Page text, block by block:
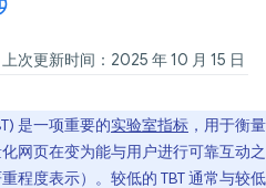
次更新时间：2025 年 10 月 15 日
是一项重要的实验室指标 ，用于衡量
网页在变为能与用户进行可靠互动之
程度表示）。较低的 TBT 通常与较低